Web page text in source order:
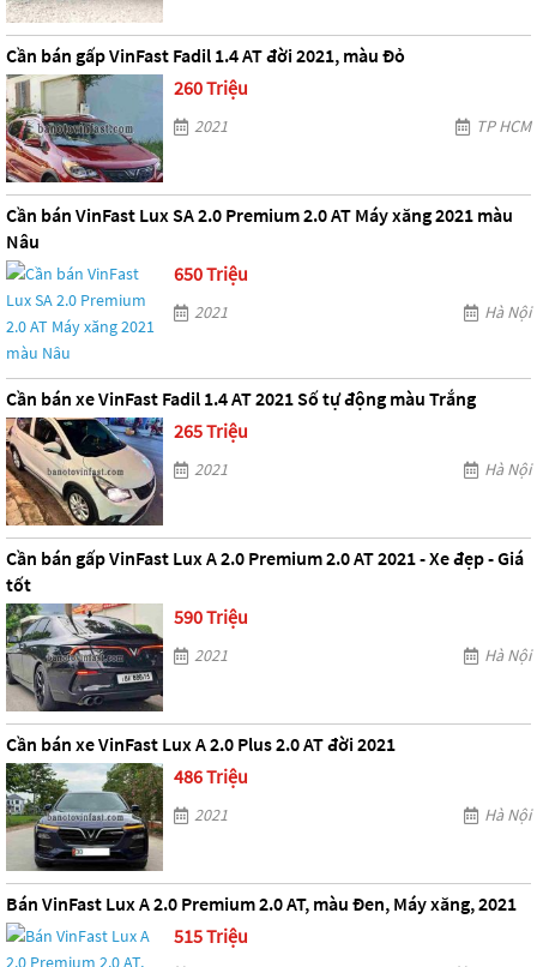
Cần bán gấp VinFast Fadil 1.4 AT đời 2021, màu Đỏ
260 Triệu
2021 TP HCM
Cần bán VinFast Lux SA 2.0 Premium 2.0 AT Máy xăng 2021 màu
Nâu
650 Triệu
2021 Hà Nội
Cần bán xe VinFast Fadil 1.4 AT 2021 Số tự động màu Trắng
265 Triệu
2021 Hà Nội
Cần bán gấp VinFast Lux A 2.0 Premium 2.0 AT 2021 - Xe đẹp - Giá
tốt
590 Triệu
2021 Hà Nội
Cần bán xe VinFast Lux A 2.0 Plus 2.0 AT đời 2021
486 Triệu
2021 Hà Nội
Bán VinFast Lux A 2.0 Premium 2.0 AT, màu Đen, Máy xăng, 2021
515 Triệu